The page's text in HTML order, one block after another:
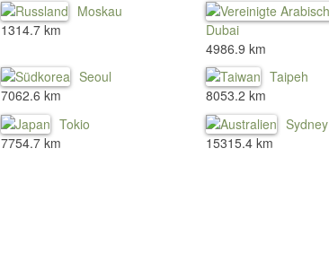
Moskau
1314.7 km
Dubai
4986.9 km
Seoul
7062.6 km
Taipeh
8053.2 km
Tokio
7754.7 km
Sydney
15315.4 km